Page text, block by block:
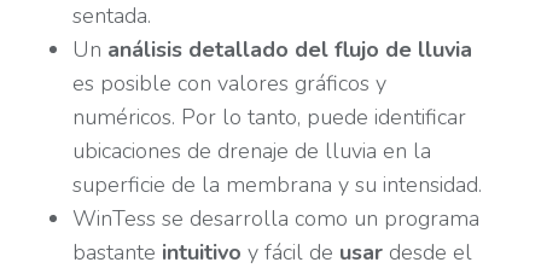
sentada.
Un análisis detallado del flujo de lluvia
es posible con valores gráficos y
numéricos. Por lo tanto, puede identificar
ubicaciones de drenaje de lluvia en la
superficie de la membrana y su intensidad.
WinTess se desarrolla como un programa
bastante intuitivo y fácil de usar desde el